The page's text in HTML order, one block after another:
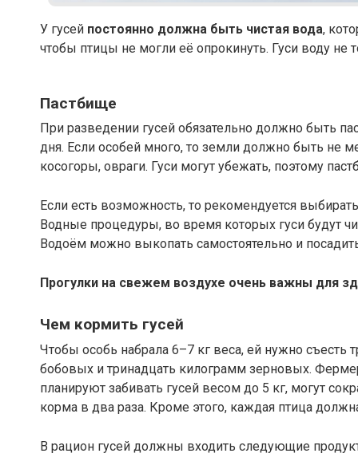
У гусей постоянно должна быть чистая вода,
чтобы птицы не могли её опрокинуть. Гуси воду не
Пастбище
При разведении гусей обязательно должно быть
дня. Если особей много, то земли должно быть не
косогоры, овраги. Гуси могут убежать, поэтому
Если есть возможность, то рекомендуется
Водные процедуры, во время которых гуси будут
Водоём можно выкопать самостоятельно и
Прогулки на свежем воздухе очень важны для
Чем кормить гусей
Чтобы особь набрала 6–7 кг веса, ей нужно съесть
бобовых и тринадцать килограмм зерновых.
планируют забивать гусей весом до 5 кг, могут
корма в два раза. Кроме этого, каждая птица
В рацион гусей должны входить следующие